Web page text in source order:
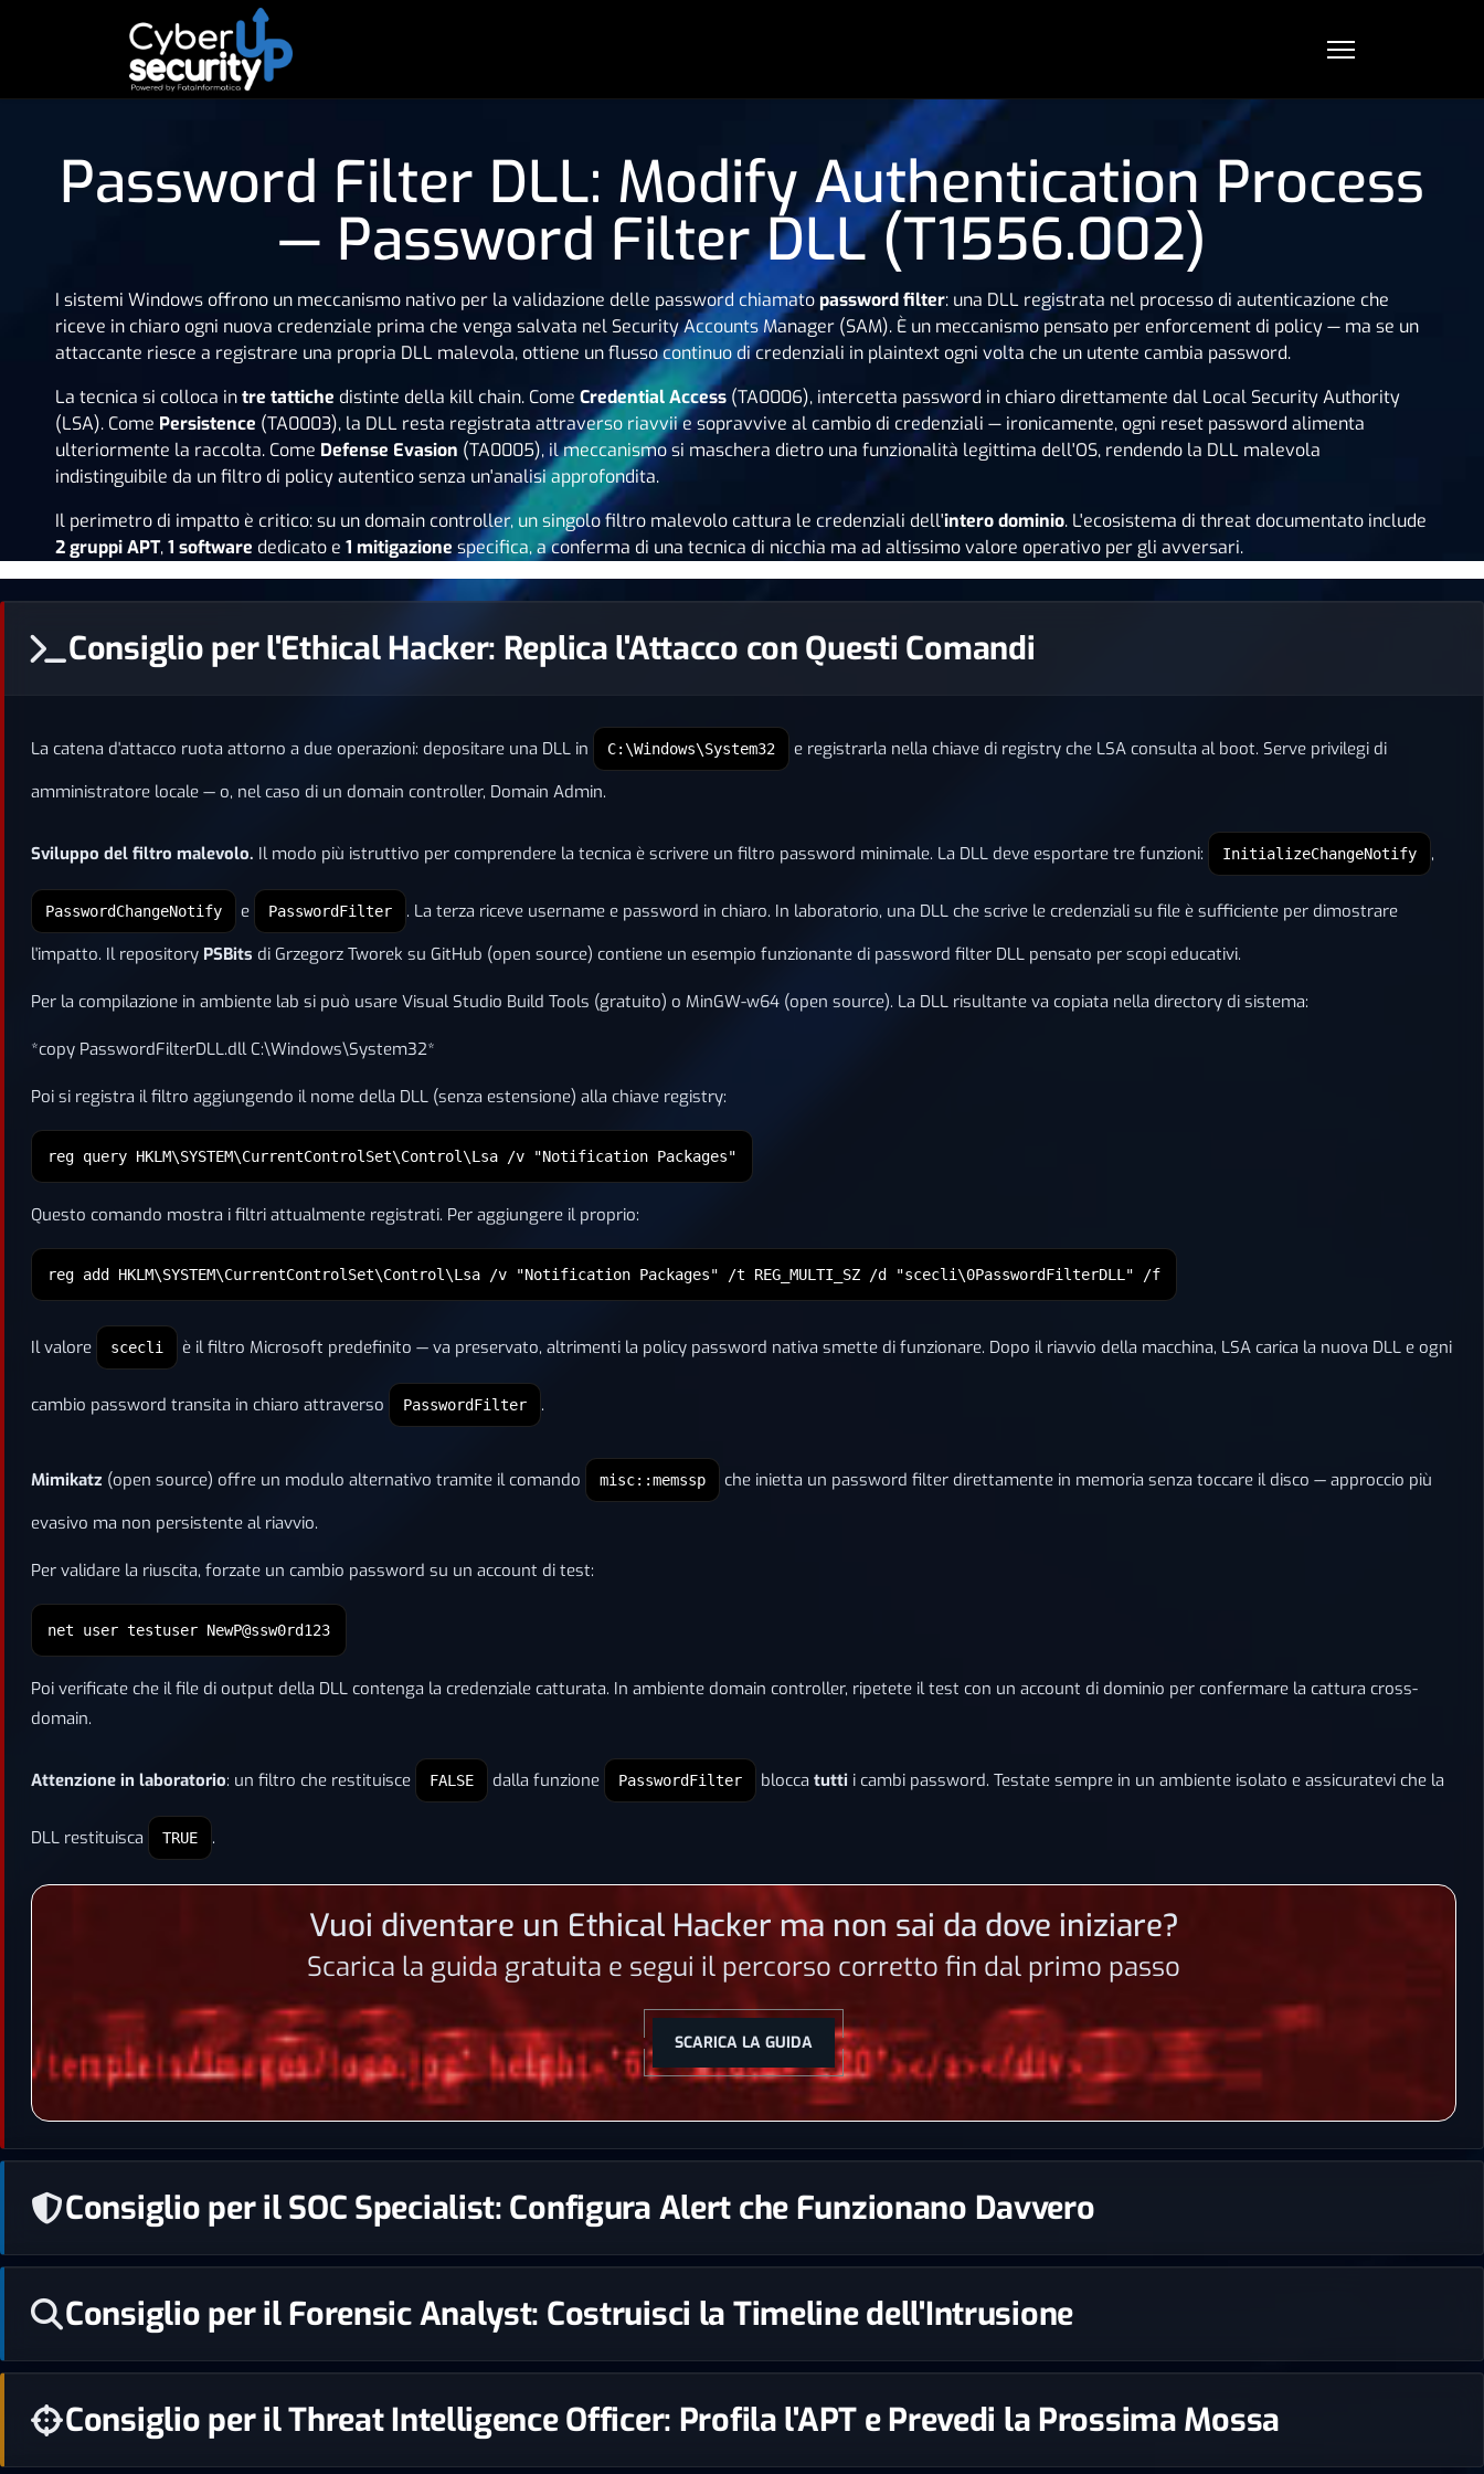
Password Filter DLL: Modify Authentication Process
— Password Filter DLL (T1556.002)
I sistemi Windows offrono un meccanismo nativo per la validazione delle password chiamato password filter: una DLL registrata nel processo di autenticazione che
riceve in chiaro ogni nuova credenziale prima che venga salvata nel Security Accounts Manager (SAM). È un meccanismo pensato per enforcement di policy — ma se un
attaccante riesce a registrare una propria DLL malevola, ottiene un flusso continuo di credenziali in plaintext ogni volta che un utente cambia password.
La tecnica si colloca intre tattiche distinte della kill chain. Come Credential Access (TA0006), intercetta password in chiaro direttamente dal Local Security Authority
(LSA). Come Persistence (TA0003), la DLL resta registrata attraverso riavvii e sopravvive al cambio di credenziali — ironicamente, ogni reset password alimenta
ulteriormente la raccolta. Come Defense Evasion (TA0005), il meccanismo si maschera dietro una funzionalità legittima dell'OS, rendendo la DLL malevola
indistinguibile da un filtro di policy autentico senza un'analisi approfondita.
Il perimetro di impatto è critico: su un domain controller, un singolo filtro malevolo cattura le credenziali dell'intero dominio. L'ecosistema di threat documentato include
2 gruppi APT,1 software dedicato e 1 mitigazione specifica, a conferma di una tecnica di nicchia ma ad altissimo valore operativo per gli avversari.
Consiglio per l'Ethical Hacker: Replica l'Attacco con Questi Comandi
La catena d'attacco ruota attorno a due operazioni: depositare una DLL in C:\Windows\System32
e registrarla nella chiave di registry che LSA consulta al boot. Serve privilegi di
amministratore locale — o, nel caso di un domain controller, Domain Admin.
Sviluppo del filtro malevolo. Il modo più istruttivo per comprendere la tecnica è scrivere un filtro password minimale. La DLL deve esportare tre funzioni: InitializeChangeNotify ,
PasswordChangeNotify e PasswordFilter
. La terza riceve username e password in chiaro. In laboratorio, una DLL che scrive le credenziali su file è sufficiente per dimostrare
l'impatto. Il repository PSBits di Grzegorz Tworek su GitHub (open source) contiene un esempio funzionante di password filter DLL pensato per scopi educativi.
Per la compilazione in ambiente lab si può usare Visual Studio Build Tools (gratuito) o MinGW-w64 (open source). La DLL risultante va copiata nella directory di sistema:
*copy PasswordFilterDLL.dll C:\Windows\System32*
Poi si registra il filtro aggiungendo il nome della DLL (senza estensione) alla chiave registry:
reg query HKLM\SYSTEM\CurrentControlSet\Control\Lsa /v "Notification Packages"
Questo comando mostra i filtri attualmente registrati. Per aggiungere il proprio:
reg add HKLM\SYSTEM\CurrentControlSet\Control\Lsa /v "Notification Packages" /t REG_MULTI_SZ /d "scecli\0PasswordFilterDLL" /f
Il valore scecli è il filtro Microsoft predefinito — va preservato, altrimenti la policy password nativa smette di funzionare. Dopo il riavvio della macchina, LSA carica la nuova DLL e ogni
cambio password transita in chiaro attraverso PasswordFilter .
Mimikatz (open source) offre un modulo alternativo tramite il comando misc::memssp
che inietta un password filter direttamente in memoria senza toccare il disco — approccio più
evasivo ma non persistente al riavvio.
Per validare la riuscita, forzate un cambio password su un account di test:
net user testuser NewP@ssw0rd123
Poi verificate che il file di output della DLL contenga la credenziale catturata. In ambiente domain controller, ripetete il test con un account di dominio per confermare la cattura cross-
domain.
Attenzione in laboratorio: un filtro che restituisce FALSE dalla funzione PasswordFilter blocca tutti i cambi password. Testate sempre in un ambiente isolato e assicuratevi che la
DLL restituisca TRUE .
Vuoi diventare un Ethical Hacker ma non sai da dove iniziare?
Scarica la guida gratuita e segui il percorso corretto fin dal primo passo
SCARICA LA GUIDA
Consiglio per il SOC Specialist: Configura Alert che Funzionano Davvero
Consiglio per il Forensic Analyst: Costruisci la Timeline dell'Intrusione
Consiglio per il Threat Intelligence Officer: Profila l'APT e Prevedi la Prossima Mossa